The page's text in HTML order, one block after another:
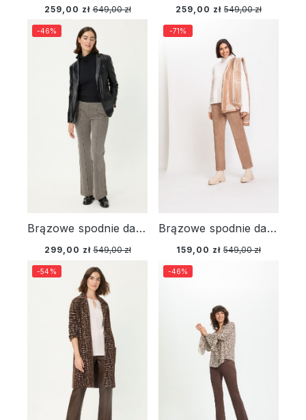
259,00 zł 649,00 zł 259,00 zł 549,00 zł
Brązowe spodnie damskie Mona Bootcut z drobnym wzorem – Urban Wild
299,00 zł 549,00 zł
-46%
Brązowe spodnie damskie Mona Straight - Designer Choice
159,00 zł 549,00 zł
-71%
-54% -46%